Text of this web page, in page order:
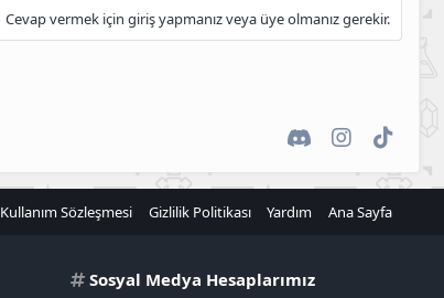
Cevap vermek için giriş yapmanız veya üye olmanız gerekir.
DiscordInstagram
TikTok
Kullanım Sözleşmesi Gizlilik Politikası Yardım Ana Sayfa
Sosyal Medya Hesaplarımız